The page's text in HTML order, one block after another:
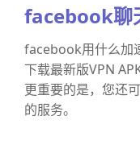
facebook聊
facebook用什么加
下载最新版VPN
更重要的是，您还
的服务。